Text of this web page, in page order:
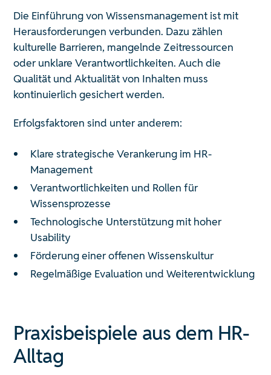
Die Einführung von Wissensmanagement ist mit
Herausforderungen verbunden. Dazu zählen
kulturelle Barrieren, mangelnde Zeitressourcen
oder unklare Verantwortlichkeiten. Auch die
Qualität und Aktualität von Inhalten muss
kontinuierlich gesichert werden.
Erfolgsfaktoren sind unter anderem:
Klare strategische Verankerung im HR-
Management
Verantwortlichkeiten und Rollen für
Wissensprozesse
Technologische Unterstützung mit hoher
Usability
Förderung einer offenen Wissenskultur
Regelmäßige Evaluation und Weiterentwicklung
Praxisbeispiele aus dem HR-
Alltag